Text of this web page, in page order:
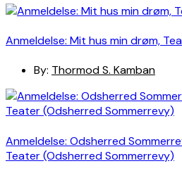
Anmeldelse: Mit hus min drøm,
By: Thormod S. Kamban
Anmeldelse: Odsherred
Teater (Odsherred Sommerrevy)